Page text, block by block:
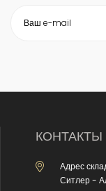
КОНТАКТЫ
Адрес
Ситлер -